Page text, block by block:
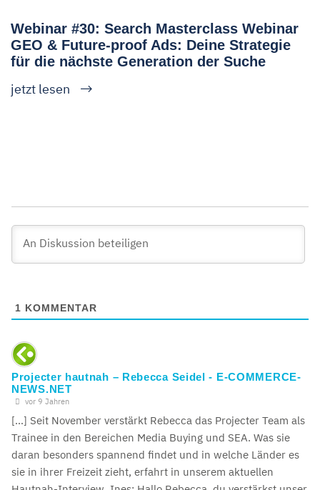
Webinar #30: Search Masterclass Webinar
GEO & Future-proof Ads: Deine Strategie
für die nächste Generation der Suche
jetzt lesen
1 KOMMENTAR
Projecter hautnah – Rebecca Seidel - E-COMMERCE-
NEWS.NET
vor 9 Jahren
[…] Seit November verstärkt Rebecca das Projecter Team als
Trainee in den Bereichen Media Buying und SEA. Was sie
daran besonders spannend findet und in welche Länder es
sie in ihrer Freizeit zieht, erfahrt in unserem aktuellen